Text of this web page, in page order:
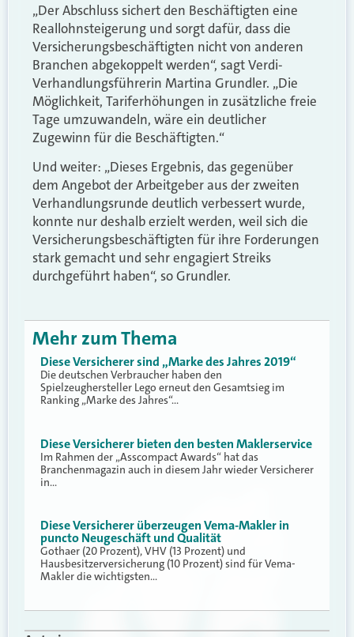
„Der Abschluss sichert den Beschäftigten eine
Reallohnsteigerung und sorgt dafür, dass die
Versicherungsbeschäftigten nicht von anderen
Branchen abgekoppelt werden“, sagt Verdi-
Verhandlungsführerin Martina Grundler. „Die
Möglichkeit, Tariferhöhungen in zusätzliche freie
Tage umzuwandeln, wäre ein deutlicher
Zugewinn für die Beschäftigten.“
Und weiter: „Dieses Ergebnis, das gegenüber
dem Angebot der Arbeitgeber aus der zweiten
Verhandlungsrunde deutlich verbessert wurde,
konnte nur deshalb erzielt werden, weil sich die
Versicherungsbeschäftigten für ihre Forderungen
stark gemacht und sehr engagiert Streiks
durchgeführt haben“, so Grundler.
Mehr zum Thema
Diese Versicherer sind „Marke des Jahres 2019“
Die deutschen Verbraucher haben den
Spielzeughersteller Lego erneut den Gesamtsieg im
Ranking „Marke des Jahres“…
Diese Versicherer bieten den besten Maklerservice
Im Rahmen der „Asscompact Awards“ hat das
Branchenmagazin auch in diesem Jahr wieder Versicherer
in…
Diese Versicherer überzeugen Vema-Makler in
puncto Neugeschäft und Qualität
Gothaer (20 Prozent), VHV (13 Prozent) und
Hausbesitzerversicherung (10 Prozent) sind für Vema-
Makler die wichtigsten…